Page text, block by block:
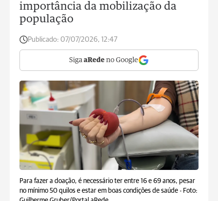
importância da mobilização da
população
Publicado: 07/07/2026, 12:47
Siga aRede no Google
Para fazer a doação, é necessário ter entre 16 e 69 anos, pesar
no mínimo 50 quilos e estar em boas condições de saúde - Foto: